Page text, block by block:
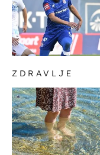
ZDRAVLJE